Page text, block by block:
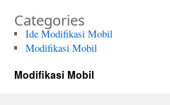
Categories
Ide Modifikasi Mobil
Modifikasi Mobil
Modifikasi Mobil